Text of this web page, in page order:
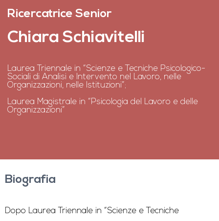
Ricercatrice Senior
Chiara Schiavitelli
Laurea Triennale in “Scienze e Tecniche Psicologico-
Sociali di Analisi e Intervento nel Lavoro, nelle
Organizzazioni, nelle Istituzioni”;
Laurea Magistrale in “Psicologia del Lavoro e delle
Organizzazioni”
Biografia
Dopo Laurea Triennale in “Scienze e Tecniche